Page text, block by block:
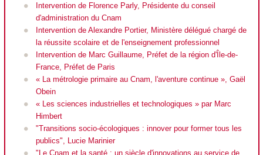
Intervention de Florence Parly, Présidente du conseil
d'administration du Cnam
Intervention de Alexandre Portier, Ministère délégué chargé de
la réussite scolaire et de l'enseignement professionnel
Intervention de Marc Guillaume, Préfet de la région d'Île-de-
France, Préfet de Paris
« La métrologie primaire au Cnam, l'aventure continue », Gaël
Obein
« Les sciences industrielles et technologiques » par Marc
Himbert
"Transitions socio-écologiques : innover pour former tous les
publics", Lucie Marinier
"Le Cnam et la santé : un siècle d'innovations au service de